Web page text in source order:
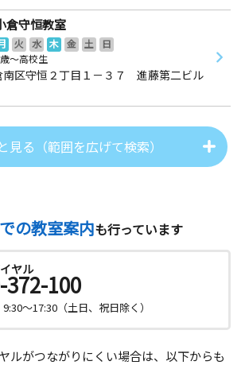
倉守恒教室
火 水 木 金 土
日
～高校生
南区守恒２丁目１－３７ 進藤第二ビル
見る（範囲を広げて検索）
の教室案内も行っています
ヤル
372-100
9:30～17:30（土日、祝日除く）
ルがつながりにくい場合は、以下からも